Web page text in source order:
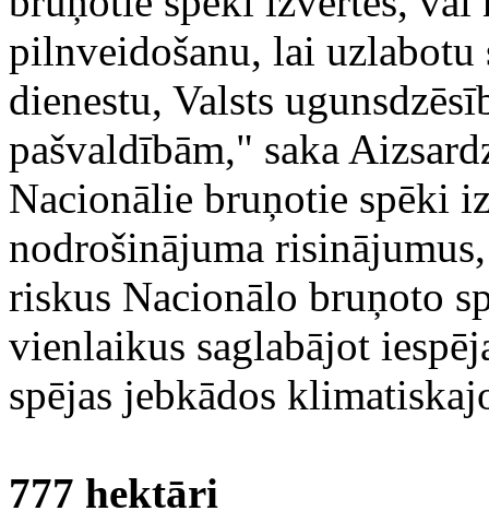
pilnveidošanu, lai uzlabotu
dienestu, Valsts
pašvaldībām," saka
Nacionālie bruņotie spēki
nodrošinājuma
riskus Nacionālo bruņoto
vienlaikus saglabājot
spējas jebkādos
777 hektāri